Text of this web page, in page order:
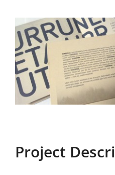
View
Larger
Image
Project